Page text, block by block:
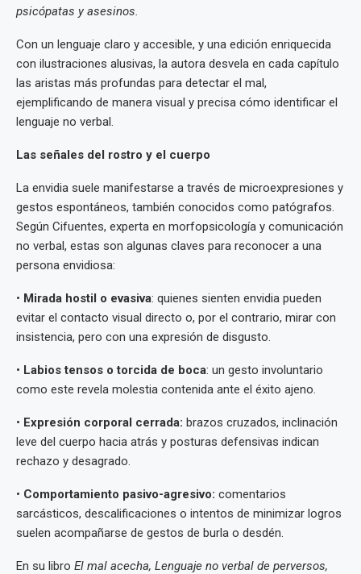
psicópatas y asesinos.
Con un lenguaje claro y accesible, y una edición enriquecida
con ilustraciones alusivas, la autora desvela en cada capítulo
las aristas más profundas para detectar el mal,
ejemplificando de manera visual y precisa cómo identificar el
lenguaje no verbal.
Las señales del rostro y el cuerpo
La envidia suele manifestarse a través de microexpresiones y
gestos espontáneos, también conocidos como patógrafos.
Según Cifuentes, experta en morfopsicología y comunicación
no verbal, estas son algunas claves para reconocer a una
persona envidiosa:
• Mirada hostil o evasiva: quienes sienten envidia pueden
evitar el contacto visual directo o, por el contrario, mirar con
insistencia, pero con una expresión de disgusto.
• Labios tensos o torcida de boca: un gesto involuntario
como este revela molestia contenida ante el éxito ajeno.
• Expresión corporal cerrada: brazos cruzados, inclinación
leve del cuerpo hacia atrás y posturas defensivas indican
rechazo y desagrado.
• Comportamiento pasivo-agresivo: comentarios
sarcásticos, descalificaciones o intentos de minimizar logros
suelen acompañarse de gestos de burla o desdén.
En su libro El mal acecha, Lenguaje no verbal de perversos,